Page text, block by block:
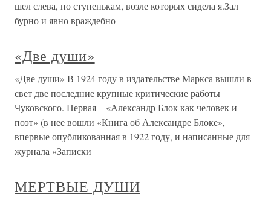
шел слева, по ступенькам, возле которых сидела я.Зал
бурно и явно враждебно
«Две души»
«Две души» В 1924 году в издательстве Маркса вышли в
свет две последние крупные критические работы
Чуковского. Первая – «Александр Блок как человек и
поэт» (в нее вошли «Книга об Александре Блоке»,
впервые опубликованная в 1922 году, и написанные для
журнала «Записки
МЕРТВЫЕ ДУШИ